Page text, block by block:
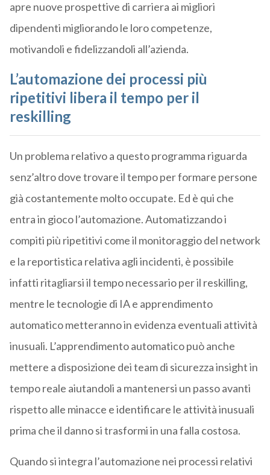
apre nuove prospettive di carriera ai migliori
dipendenti migliorando le loro competenze,
motivandoli e fidelizzandoli all’azienda.
L’automazione dei processi più
ripetitivi libera il tempo per il
reskilling
Un problema relativo a questo programma riguarda
senz’altro dove trovare il tempo per formare persone
già costantemente molto occupate. Ed è qui che
entra in gioco l’automazione. Automatizzando i
compiti più ripetitivi come il monitoraggio del network
e la reportistica relativa agli incidenti, è possibile
infatti ritagliarsi il tempo necessario per il reskilling,
mentre le tecnologie di IA e apprendimento
automatico metteranno in evidenza eventuali attività
inusuali. L’apprendimento automatico può anche
mettere a disposizione dei team di sicurezza insight in
tempo reale aiutandoli a mantenersi un passo avanti
rispetto alle minacce e identificare le attività inusuali
prima che il danno si trasformi in una falla costosa.
Quando si integra l’automazione nei processi relativi